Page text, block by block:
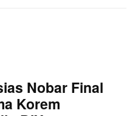
Nobar Final
Korem